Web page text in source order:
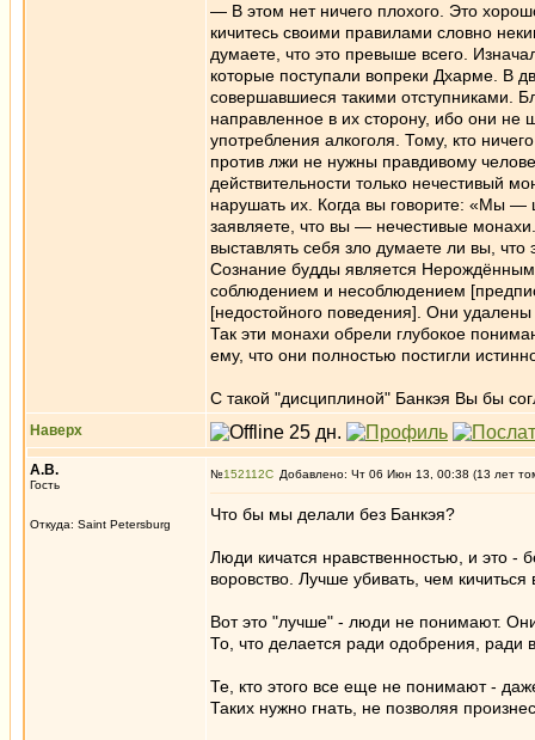
— В этом нет ничего плохого. Это
кичитесь своими правилами словно
думаете, что это превыше всего.
которые поступали вопреки Дхарме. В
совершавшиеся такими отступниками.
направленное в их сторону, ибо они
употребления алкоголя. Тому, кто
против лжи не нужны правдивому
действительности только нечестивый
нарушать их. Когда вы говорите: «Мы —
заявляете, что вы — нечестивые
выставлять себя зло думаете ли вы,
Сознание будды является
соблюдением и несоблюдением
[недостойного поведения]. Они
Так эти монахи обрели глубокое
ему, что они полностью постигли
С такой "дисциплиной" Банкэя Вы бы
Наверх
А.В.
Гость
Откуда: Saint Petersburg
№152112 Добавлено: Чт 06 Июн 13, 00:38 (13 лет
Что бы мы делали без Банкэя?
Люди кичатся нравственностью, и это -
воровство. Лучше убивать, чем кичиться
Вот это "лучше" - люди не понимают.
То, что делается ради одобрения, ради
Те, кто этого все еще не понимают -
Таких нужно гнать, не позволяя